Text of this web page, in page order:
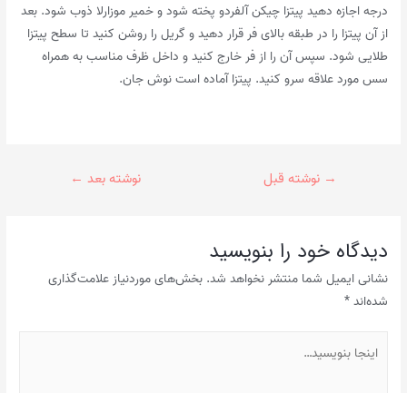
درجه اجازه دهید پیتزا چیکن آلفردو پخته شود و خمیر موزارلا ذوب شود. بعد
از آن پیتزا را در طبقه بالای فر قرار دهید و گریل را روشن کنید تا سطح پیتزا
طلایی شود. سپس آن را از فر خارج کنید و داخل ظرف مناسب به همراه
سس مورد علاقه سرو کنید. پیتزا آماده است نوش جان.
راهبری
→ نوشته قبل نوشته بعد ←
دیدگاه‌ خود را بنویسید
نشانی ایمیل شما منتشر نخواهد شد. بخش‌های موردنیاز علامت‌گذاری
شده‌اند*
بنویسید…